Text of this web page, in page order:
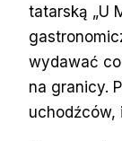
tatarską „U
wydawać
na granicy.
uchodźców,